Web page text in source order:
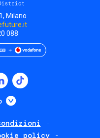
Milano
088
Mostra ulteriori
policy